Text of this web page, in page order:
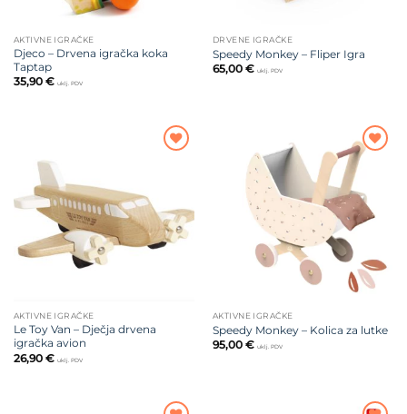
AKTIVNE IGRAČKE
Djeco – Drvena igračka koka
Taptap
35,90 € uklj. PDV
DRVENE IGRAČKE
Speedy Monkey – Fliper Igra
65,00 € uklj. PDV
AKTIVNE IGRAČKE
Le Toy Van – Dječja drvena
igračka avion
26,90 € uklj. PDV
Dodajte
na listu
AKTIVNE IGRAČKE
Speedy Monkey – Kolica za lutke
95,00 € uklj. PDV